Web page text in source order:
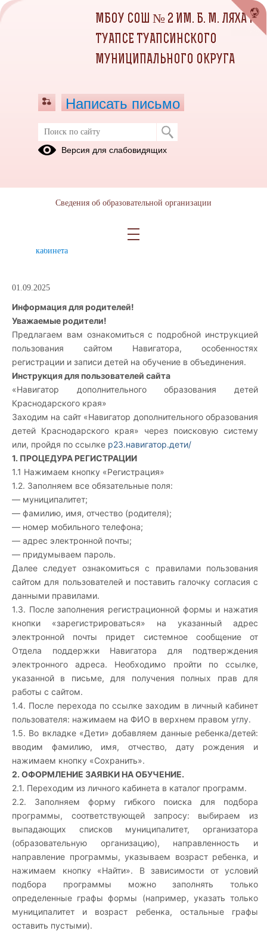
НАВИГАТОР ДОПОЛНИТЕЛЬНОГО
ОБРАЗОВАНИЯ КРАСНОДАРСКОГО
Инструкция
кабинета
Памятка для
01.09.2025
Информация для родителей!
Уважаемые родители!
Предлагаем вам ознакомиться с подробной инструкцией
пользования сайтом Навигатора, особенностях
регистрации и записи детей на обучение в объединения.
Инструкция для пользователей сайта
«Навигатор дополнительного образования детей
Краснодарского края»
Заходим на сайт «Навигатор дополнительного образования
детей Краснодарского края» через поисковую систему
или, пройдя по ссылке р23.навигатор.дети/
1. ПРОЦЕДУРА РЕГИСТРАЦИИ
1.1 Нажимаем кнопку «Регистрация»
1.2. Заполняем все обязательные поля:
— муниципалитет;
— фамилию, имя, отчество (родителя);
— номер мобильного телефона;
— адрес электронной почты;
— придумываем пароль.
Далее следует ознакомиться с правилами пользования
сайтом для пользователей и поставить галочку согласия с
данными правилами.
1.3. После заполнения регистрационной формы и нажатия
кнопки «зарегистрироваться» на указанный адрес
электронной почты придет системное сообщение от
Отдела поддержки Навигатора для подтверждения
электронного адреса. Необходимо пройти по ссылке,
указанной в письме, для получения полных прав для
работы с сайтом.
1.4. После перехода по ссылке заходим в личный кабинет
пользователя: нажимаем на ФИО в верхнем правом углу.
1.5. Во вкладке «Дети» добавляем данные ребенка/детей:
вводим фамилию, имя, отчество, дату рождения и
нажимаем кнопку «Сохранить».
2. ОФОРМЛЕНИЕ ЗАЯВКИ НА ОБУЧЕНИЕ.
2.1. Переходим из личного кабинета в каталог программ.
2.2. Заполняем форму гибкого поиска для подбора
программы, соответствующей запросу: выбираем из
выпадающих списков муниципалитет, организатора
(образовательную организацию), направленность и
направление программы, указываем возраст ребенка, и
нажимаем кнопку «Найти». В зависимости от условий
подбора программы можно заполнять только
определенные графы формы (например, указать только
муниципалитет и возраст ребенка, остальные графы
оставить пустыми).
МБОУ СОШ № 2 ИМ. Б. М. ЛЯХА Г.
ТУАПСЕ ТУАПСИНСКОГО
МУНИЦИПАЛЬНОГО ОКРУГА
Написать письмо
Версия для слабовидящих
Сведения об образовательной организации